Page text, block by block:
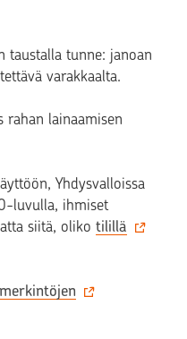
taustalla tunne: janoan
varakkaalta.
rahan lainaamisen
Yhdysvalloissa
luvulla, ihmiset
siitä, oliko tilillä